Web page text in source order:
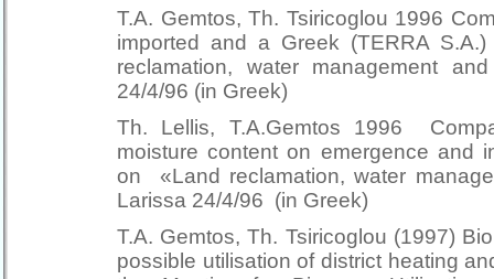
T.A. Gemtos, Th. Tsiricoglou 1996
imported and a Greek (TERRA
reclamation, water management
24/4/96 (in Greek)
Th. Lellis, T.A.Gemtos 1996
moisture content on emergence and
on «Land reclamation, water
Larissa 24/4/96 (in Greek)
T.A. Gemtos, Th. Tsiricoglou (1997)
possible utilisation of district heating